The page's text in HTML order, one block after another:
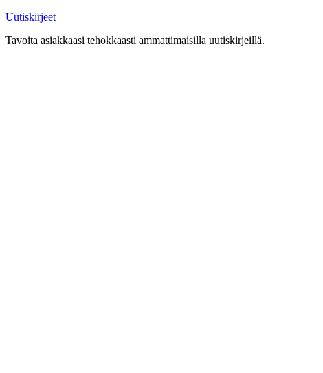
Uutiskirjeet
Tavoita asiakkaasi tehokkaasti ammattimaisilla uutiskirjeillä.